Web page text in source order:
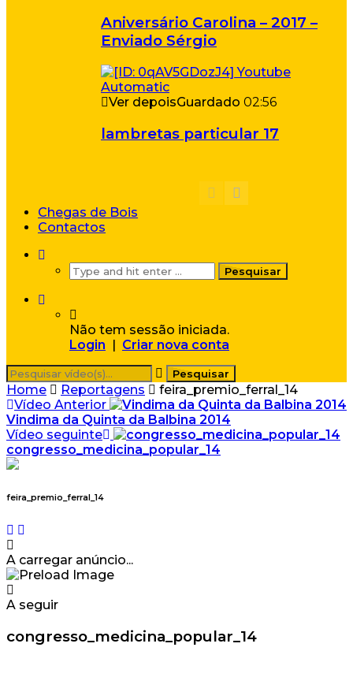
Aniversário Carolina – 2017 –
Enviado Sérgio
Ver depoisGuardado 02:56
lambretas particular 17
Chegas de Bois
Contactos
Não tem sessão iniciada.
Login
Criar nova conta
Home Reportagens
feira_premio_ferral_14
Vídeo Anterior
Vindima da Quinta da Balbina 2014
Vídeo seguinte
congresso_medicina_popular_14
feira_premio_ferral_14
A carregar anúncio...
A seguir
congresso_medicina_popular_14